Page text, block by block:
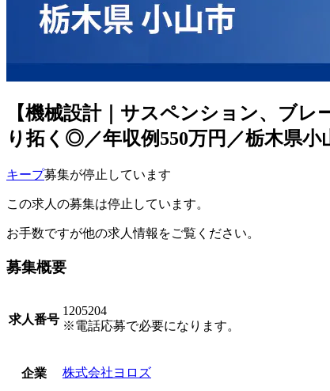
【機械設計｜サスペンション、ブ
り拓く◎／年収例550万円／栃木県小
キープ募集が停止しています
この求人の募集は停止しています。
お手数ですが他の求人情報をご覧ください。
募集概要
求人番号
1205204
※電話応募で必要になります。
企業 株式会社ヨロズ